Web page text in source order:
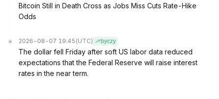
Bitcoin Still in Death Cross as Jobs Miss Cuts Rate-Hike
Odds
2026-08-07 19:45 (UTC) byczy
The dollar fell Friday after soft US labor data reduced
expectations that the Federal Reserve will raise interest
rates in the near term.